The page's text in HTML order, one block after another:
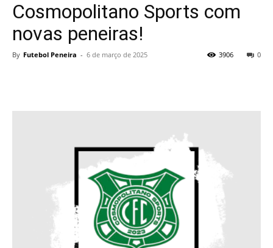
Cosmopolitano Sports com
novas peneiras!
By Futebol Peneira - 6 de março de 2025 0
3906